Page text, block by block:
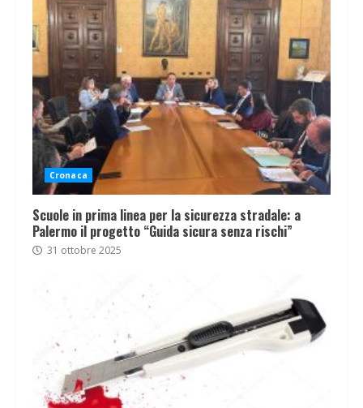
Cronaca
Scuole in prima linea per la sicurezza stradale: a
Palermo il progetto “Guida sicura senza rischi”
31 ottobre 2025